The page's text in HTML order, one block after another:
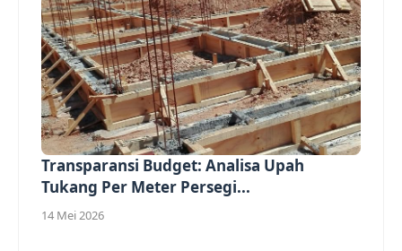
Transparansi Budget: Analisa Upah
Tukang Per Meter Persegi...
14 Mei 2026